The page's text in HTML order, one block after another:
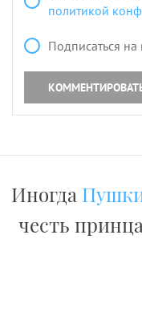
политикой
Подписаться
Иногда
честь